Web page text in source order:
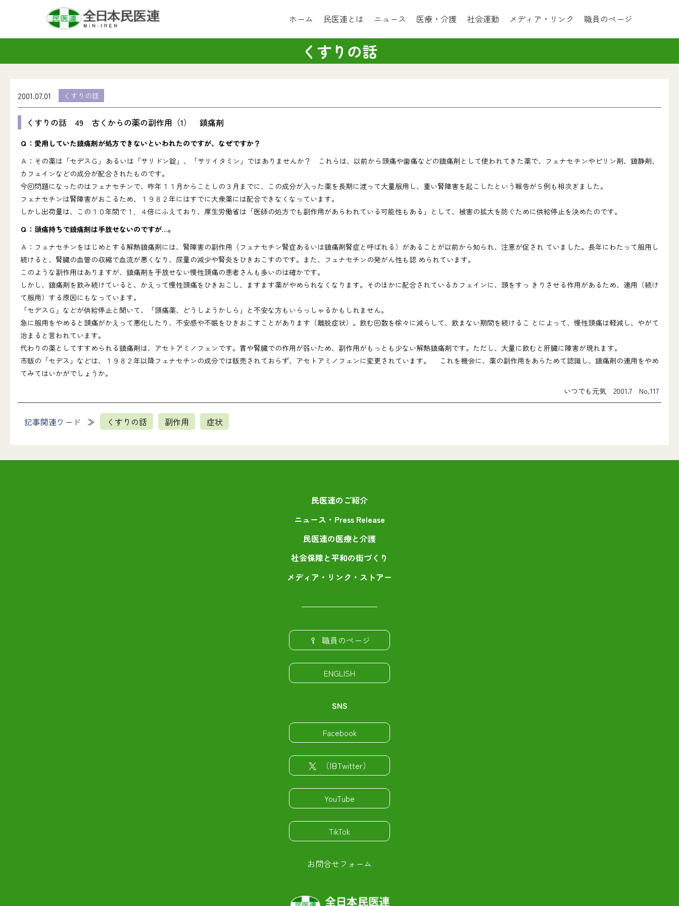
ホーム 民医連とは ニュース 医療・介護 社会運動 メディア・リンク 職員のページ
くすりの話
2001.07.01 くすりの話
くすりの話 49 古くからの薬の副作用（1） 鎮痛剤
Ｑ：愛用していた鎮痛剤が処方できないといわれたのですが、なぜですか？
Ａ：その薬は「セデスＧ」あるいは「サリドン錠」、「サリイタミン」ではありませんか？ これらは、以前から頭痛や歯痛などの鎮痛剤として使われてきた薬で、フェナセチンやピリン剤、鎮静剤、
カフェインなどの成分が配合されたものです。
今回問題になったのはフェナセチンで、昨年１１月からことしの３月までに、この成分が入った薬を長期に渡って大量服用し、重い腎障害を起こしたという報告が５例も相次ぎました。
フェナセチンは腎障害がおこるため、１９８２年にはすでに大衆薬には配合できなくなっています。
しかし出荷量は、この１０年間で１．４倍にふえており、厚生労働省は「医師の処方でも副作用があらわれている可能性もある」として、被害の拡大を防ぐために供給停止を決めたのです。
Ｑ：頭痛持ちで鎮痛剤は手放せないのですが…。
Ａ：フェナセチンをはじめとする解熱鎮痛剤には、腎障害の副作用（フェナセチン腎症あるいは鎮痛剤腎症と呼ばれる）があることが以前から知られ、注意が促され ていました。長年にわたって服用し
続けると、腎臓の血管の収縮で血流が悪くなり、尿量の減少や腎炎をひきおこすのです。また、フェナセチンの発がん性も認 められています。
このような副作用はありますが、鎮痛剤を手放せない慢性頭痛の患者さんも多いのは確かです。
しかし、鎮痛剤を飲み続けていると、かえって慢性頭痛をひきおこし、ますます薬がやめられなくなります。そのほかに配合されているカフェインに、頭をすっ きりさせる作用があるため、連用（続け
て服用）する原因にもなっています。
「セデスＧ」などが供給停止と聞いて、「頭痛薬、どうしようかしら」と不安な方もいらっしゃるかもしれません。
急に服用をやめると頭痛がかえって悪化したり、不安感や不眠をひきおこすことがあります（離脱症状）。飲む回数を徐々に減らして、飲まない期間を続けるこ とによって、慢性頭痛は軽減し、やがて
治まると言われています。
代わりの薬としてすすめられる鎮痛剤は、アセトアミノフェンです。胃や腎臓での作用が弱いため、副作用がもっとも少ない解熱鎮痛剤です。ただし、大量に飲むと肝臓に障害が現れます。
市販の「セデス」などは、１９８２年以降フェナセチンの成分では販売されておらず、アセトアミノフェンに変更されています。 これを機会に、薬の副作用をあらためて認識し、鎮痛剤の連用をやめ
てみてはいかがでしょうか。
いつでも元気 2001.7 No.117
記事関連ワード くすりの話 副作用 症状
民医連のご紹介
ニュース・Press Release
民医連の医療と介護
社会保障と平和の街づくり
メディア・リンク・ストアー
職員のページ
ENGLISH
SNS
Facebook
（旧Twitter）
YouTube
TikTok
お問合せフォーム